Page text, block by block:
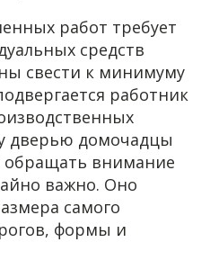
работ требует
средств
свести к минимуму
работник
дверью домочадцы
обращать внимание
важно. Оно
самого
формы и